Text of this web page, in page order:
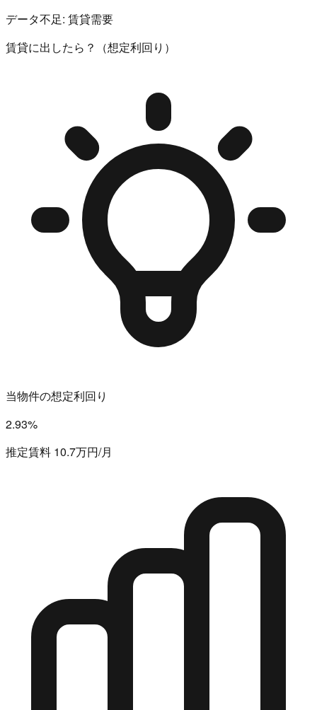
データ不足: 賃貸需要
賃貸に出したら？（想定利回り）
当物件の想定利回り
2.93%
推定賃料 10.7万円/月